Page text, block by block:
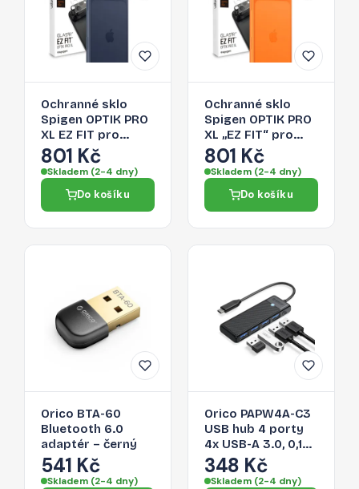
Ochranné sklo
Spigen OPTIK PRO
XL EZ FIT pro
iPhone 17 Pro -
navy blue
801 Kč
Skladem (2-4 dny)
Do košíku
Ochranné sklo
Spigen OPTIK PRO
XL „EZ FIT“ pro
iPhone 17 Pro -
oranžové
801 Kč
Skladem (2-4 dny)
Do košíku
Orico BTA-60
Bluetooth 6.0
adaptér – černý
541 Kč
Skladem (2-4 dny)
Orico PAPW4A-C3
USB hub 4 porty
4x USB-A 3.0, 0,15
m – černý
348 Kč
Skladem (2-4 dny)